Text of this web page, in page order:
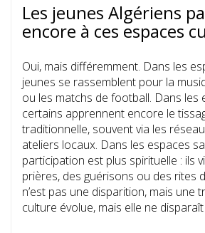
Les jeunes Algériens
encore à ces espaces
Oui, mais différemment. Dans les
jeunes se rassemblent pour la
ou les matchs de football. Dans les
certains apprennent encore le
traditionnelle, souvent via les
ateliers locaux. Dans les espaces
participation est plus spirituelle : ils
prières, des guérisons ou des rites
n’est pas une disparition, mais une
culture évolue, mais elle ne